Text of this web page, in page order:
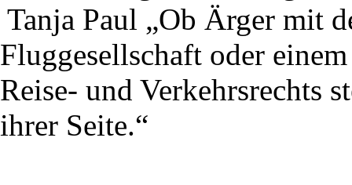
Tanja Paul „Ob Ärger mit
Fluggesellschaft oder
Reise- und Verkehrsrechts
ihrer Seite.“